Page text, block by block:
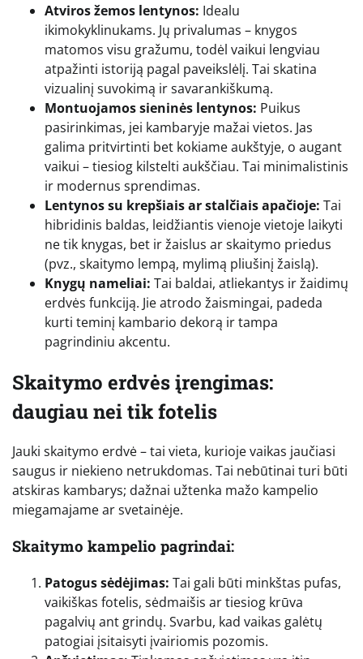
Atviros žemos lentynos: Idealu
ikimokyklinukams. Jų privalumas – knygos
matomos visu gražumu, todėl vaikui lengviau
atpažinti istoriją pagal paveikslėlį. Tai skatina
vizualinį suvokimą ir savarankiškumą.
Montuojamos sieninės lentynos: Puikus
pasirinkimas, jei kambaryje mažai vietos. Jas
galima pritvirtinti bet kokiame aukštyje, o augant
vaikui – tiesiog kilstelti aukščiau. Tai minimalistinis
ir modernus sprendimas.
Lentynos su krepšiais ar stalčiais apačioje: Tai
hibridinis baldas, leidžiantis vienoje vietoje laikyti
ne tik knygas, bet ir žaislus ar skaitymo priedus
(pvz., skaitymo lempą, mylimą pliušinį žaislą).
Knygų nameliai: Tai baldai, atliekantys ir žaidimų
erdvės funkciją. Jie atrodo žaismingai, padeda
kurti teminį kambario dekorą ir tampa
pagrindiniu akcentu.
Skaitymo erdvės įrengimas:
daugiau nei tik fotelis
Jauki skaitymo erdvė – tai vieta, kurioje vaikas jaučiasi
saugus ir niekieno netrukdomas. Tai nebūtinai turi būti
atskiras kambarys; dažnai užtenka mažo kampelio
miegamajame ar svetainėje.
Skaitymo kampelio pagrindai:
Patogus sėdėjimas: Tai gali būti minkštas pufas,
vaikiškas fotelis, sėdmaišis ar tiesiog krūva
pagalvių ant grindų. Svarbu, kad vaikas galėtų
patogiai įsitaisyti įvairiomis pozomis.